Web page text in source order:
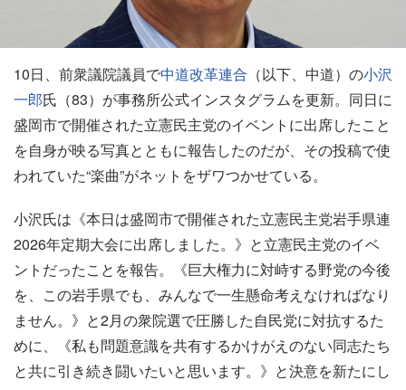
10日、前衆議院議員で中道改革連合 （以下、中道）の小沢
一郎氏（83）が事務所公式インスタグラムを更新。同日に
盛岡市で開催された立憲民主党のイベントに出席したこと
を自身が映る写真とともに報告したのだが、その投稿で使
われていた“楽曲”がネットをザワつかせている。
小沢氏は《本日は盛岡市で開催された立憲民主党岩手県連
2026年定期大会に出席しました。》と立憲民主党のイベ
ントだったことを報告。《巨大権力に対峙する野党の今後
を、この岩手県でも、みんなで一生懸命考えなければなり
ません。》と2月の衆院選で圧勝した自民党に対抗するた
めに、《私も問題意識を共有するかけがえのない同志たち
と共に引き続き闘いたいと思います。》と決意を新たにし